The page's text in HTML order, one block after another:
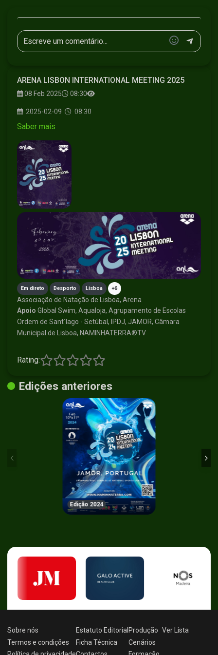
#desporto #natação #internacional #associaçãoataçãolisboa #elite
ARENA LISBON INTERNATIONAL MEETING 2025
08 Feb 2025 08:30
2025-02-09 08:30
Saber mais
Em direto Desporto Lisboa +6
Associação de Natação de Lisboa, Arena
Apoio Global Swim, Aqualoja, Agrupamento de Escolas
Ordem de Sant´Iago - Setúbal, IPDJ, JAMOR, Câmara
Municipal de Lisboa, NAMINHATERRA®️TV
Rating:
Edições anteriores
Edição 2024
Sobre nós
Termos e condições
Estatuto Editorial
Ficha Técnica
Produção
Cenários
Ver Lista